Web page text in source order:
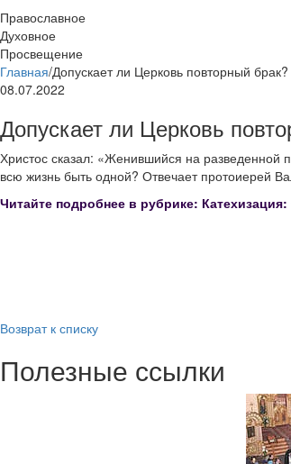
Православное
Духовное
Просвещение
Главная/Допускает ли Церковь повторный брак?
08.07.2022
Допускает ли Церковь
Христос сказал: «Женившийся на разведенной
всю жизнь быть одной? Отвечает протоиерей
Читайте подробнее в рубрике:
Возврат к списку
Полезные ссылки